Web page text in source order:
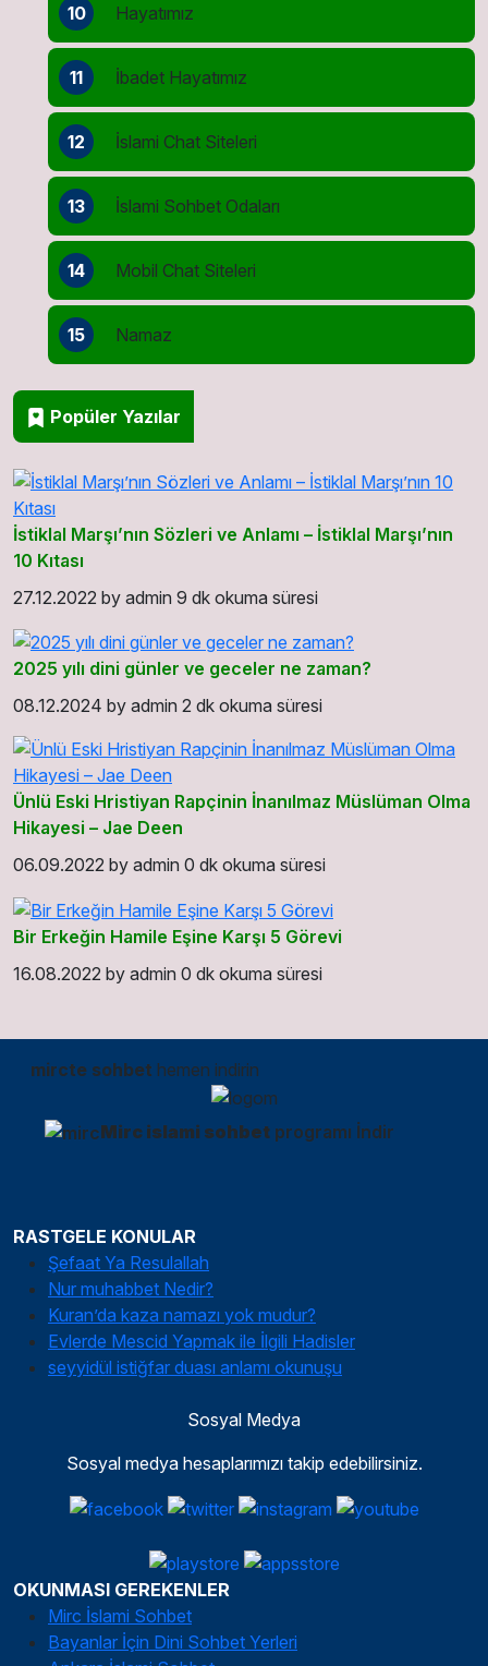
10 Hayatımız
11 İbadet Hayatımız
12 İslami Chat Siteleri
13 İslami Sohbet Odaları
14 Mobil Chat Siteleri
15 Namaz
Popüler Yazılar
İstiklal Marşı’nın Sözleri ve Anlamı – İstiklal Marşı’nın
10 Kıtası
27.12.2022 by admin 9 dk okuma süresi
2025 yılı dini günler ve geceler ne zaman?
08.12.2024 by admin 2 dk okuma süresi
Ünlü Eski Hristiyan Rapçinin İnanılmaz Müslüman Olma
Hikayesi – Jae Deen
06.09.2022 by admin 0 dk okuma süresi
Bir Erkeğin Hamile Eşine Karşı 5 Görevi
16.08.2022 by admin 0 dk okuma süresi
mircte sohbet hemen indirin
Mirc islami sohbet programı İndir
RASTGELE KONULAR
Şefaat Ya Resulallah
Nur muhabbet Nedir?
Kuran’da kaza namazı yok mudur?
Evlerde Mescid Yapmak ile İlgili Hadisler
seyyidül istiğfar duası anlamı okunuşu
Sosyal Medya
Sosyal medya hesaplarımızı takip edebilirsiniz.
OKUNMASI GEREKENLER
Mirc İslami Sohbet
Bayanlar İçin Dini Sohbet Yerleri